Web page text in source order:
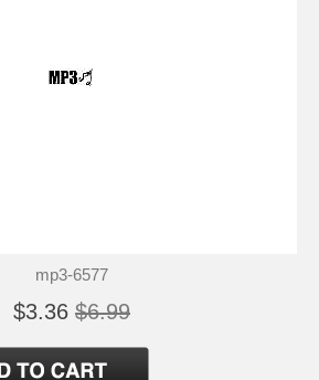
mp3-6577
$3.36 $6.99